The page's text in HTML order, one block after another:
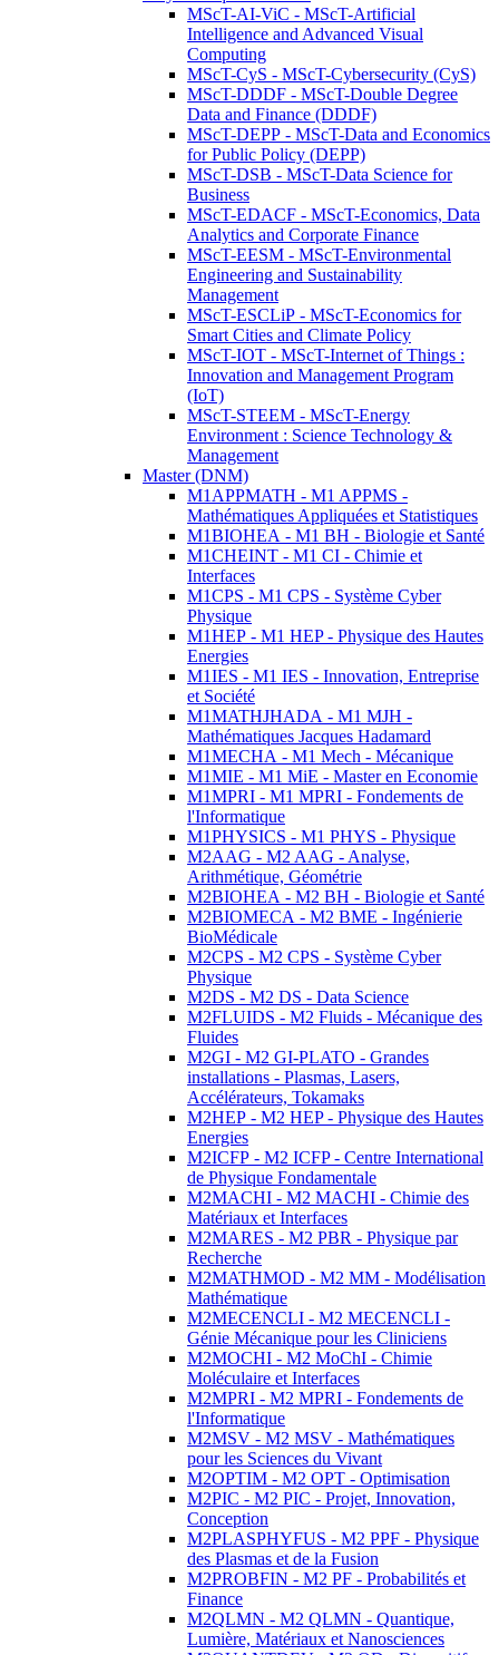
MScT-AI-ViC - MScT-Artificial
Intelligence and Advanced Visual
Computing
MScT-CyS - MScT-Cybersecurity (CyS)
MScT-DDDF - MScT-Double Degree
Data and Finance (DDDF)
MScT-DEPP - MScT-Data and Economics
for Public Policy (DEPP)
MScT-DSB - MScT-Data Science for
Business
MScT-EDACF - MScT-Economics, Data
Analytics and Corporate Finance
MScT-EESM - MScT-Environmental
Engineering and Sustainability
Management
MScT-ESCLiP - MScT-Economics for
Smart Cities and Climate Policy
MScT-IOT - MScT-Internet of Things :
Innovation and Management Program
(IoT)
MScT-STEEM - MScT-Energy
Environment : Science Technology &
Management
Master (DNM)
M1APPMATH - M1 APPMS -
Mathématiques Appliquées et Statistiques
M1BIOHEA - M1 BH - Biologie et Santé
M1CHEINT - M1 CI - Chimie et
Interfaces
M1CPS - M1 CPS - Système Cyber
Physique
M1HEP - M1 HEP - Physique des Hautes
Energies
M1IES - M1 IES - Innovation, Entreprise
et Société
M1MATHJHADA - M1 MJH -
Mathématiques Jacques Hadamard
M1MECHA - M1 Mech - Mécanique
M1MIE - M1 MiE - Master en Economie
M1MPRI - M1 MPRI - Fondements de
l'Informatique
M1PHYSICS - M1 PHYS - Physique
M2AAG - M2 AAG - Analyse,
Arithmétique, Géométrie
M2BIOHEA - M2 BH - Biologie et Santé
M2BIOMECA - M2 BME - Ingénierie
BioMédicale
M2CPS - M2 CPS - Système Cyber
Physique
M2DS - M2 DS - Data Science
M2FLUIDS - M2 Fluids - Mécanique des
Fluides
M2GI - M2 GI-PLATO - Grandes
installations - Plasmas, Lasers,
Accélérateurs, Tokamaks
M2HEP - M2 HEP - Physique des Hautes
Energies
M2ICFP - M2 ICFP - Centre International
de Physique Fondamentale
M2MACHI - M2 MACHI - Chimie des
Matériaux et Interfaces
M2MARES - M2 PBR - Physique par
Recherche
M2MATHMOD - M2 MM - Modélisation
Mathématique
M2MECENCLI - M2 MECENCLI -
Génie Mécanique pour les Cliniciens
M2MOCHI - M2 MoChI - Chimie
Moléculaire et Interfaces
M2MPRI - M2 MPRI - Fondements de
l'Informatique
M2MSV - M2 MSV - Mathématiques
pour les Sciences du Vivant
M2OPTIM - M2 OPT - Optimisation
M2PIC - M2 PIC - Projet, Innovation,
Conception
M2PLASPHYFUS - M2 PPF - Physique
des Plasmas et de la Fusion
M2PROBFIN - M2 PF - Probabilités et
Finance
M2QLMN - M2 QLMN - Quantique,
Lumière, Matériaux et Nanosciences